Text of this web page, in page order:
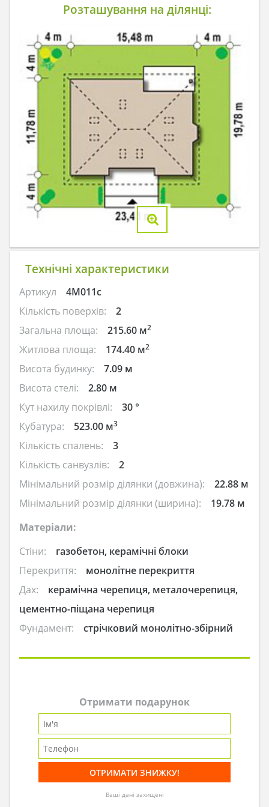
Розташування на ділянці:
Технічні характеристики
Артикул
4M011c
Кількість поверхів:
2
Загальна площа:
215.60 м2
Житлова площа: 174.40 м2
Висота будинку:
7.09 м
Висота стелі:
2.80 м
Кут нахилу покрівлі:
30 °
Кубатура:
523.00 м3
Кількість спалень:
3
Кількість санвузлів:
2
Мінімальний розмір ділянки (довжина):
22.88 м
Мінімальний розмір ділянки (ширина):
19.78 м
Матеріали:
Стіни:
газобетон, керамічні блоки
Перекриття:
монолітне перекриття
Дах:
керамічна черепиця, металочерепиця,
цементно-піщана черепиця
Фундамент:
стрічковий монолітно-збірний
Отримати подарунок
Ваші дані захищені